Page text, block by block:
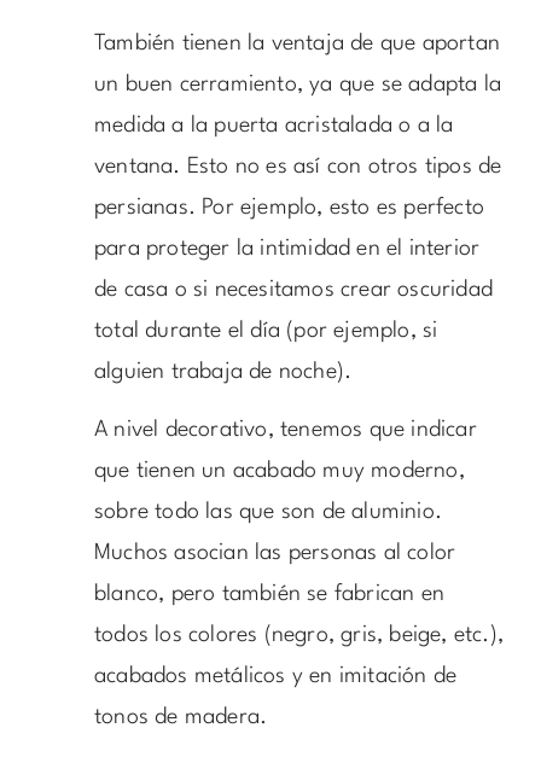
También tienen la ventaja de que aportan
un buen cerramiento, ya que se adapta la
medida a la puerta acristalada o a la
ventana. Esto no es así con otros tipos de
persianas. Por ejemplo, esto es perfecto
para proteger la intimidad en el interior
de casa o si necesitamos crear oscuridad
total durante el día (por ejemplo, si
alguien trabaja de noche).
A nivel decorativo, tenemos que indicar
que tienen un acabado muy moderno,
sobre todo las que son de aluminio.
Muchos asocian las personas al color
blanco, pero también se fabrican en
todos los colores (negro, gris, beige, etc.),
acabados metálicos y en imitación de
tonos de madera.